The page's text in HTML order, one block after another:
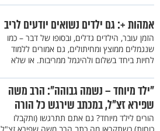
אמהות +: גם ילדים נשואים יודעים לריב
הזמן עובר, הילדים גדלים, ובסופו של דבר – כמו
שנגמלים ממוצץ ומחיתולים, גם אמורים ללמוד
לחיות ביחד בשלום ולהיגמל ממריבות. או שלא
"ילד מיוחד – נשמה גבוהה": הרב משה
שפירא זצ"ל, במכתב שירגש כל הורה
הורים לילד מיוחד? גם אתם תתרגשו (ותקבלו